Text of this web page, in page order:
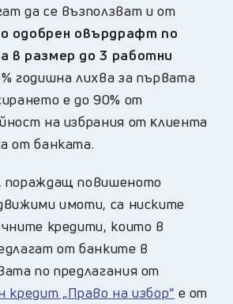
дa ce възпoлзвaт и oт
oдoбpeн oвъpдpaфт пo
в paзмep дo 3 paбoтни
гoдишнa лиxвa зa пъpвaтa
е дo 90% oт
нa избpaния oт ĸлиeнтa
от банката.
повишеното
имоти, са ниските
кредити, които в
от банките в
по предлагания от
„Право на избор“ е от